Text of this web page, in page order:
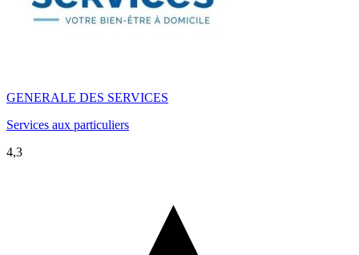
GENERALE DES SERVICES
Services aux particuliers
4,3